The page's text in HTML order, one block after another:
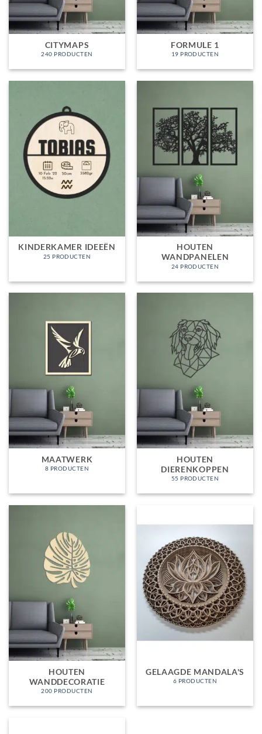
CITYMAPS
240 PRODUCTEN
FORMULE 1
19 PRODUCTEN
KINDERKAMER IDEEËN
25 PRODUCTEN
HOUTEN
WANDPANELEN
24 PRODUCTEN
MAATWERK
8 PRODUCTEN
HOUTEN
DIERENKOPPEN
55 PRODUCTEN
HOUTEN
WANDDECORATIE
200 PRODUCTEN
GELAAGDE MANDALA'S
6 PRODUCTEN